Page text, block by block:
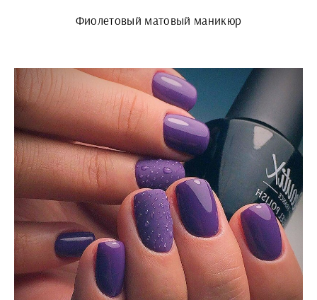
Фиолетовый матовый маникюр